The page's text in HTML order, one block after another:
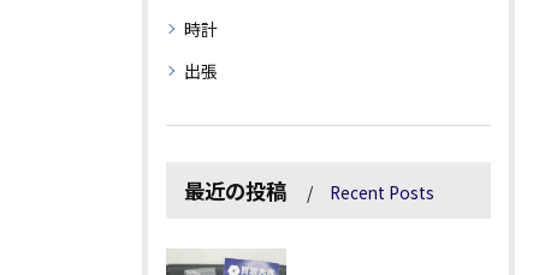
時計
出張
最近の投稿 Recent Posts